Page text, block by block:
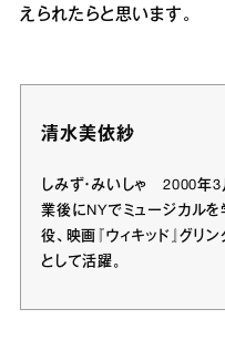
えられたらと思います。
清水美依紗
しみず・みいしゃ 2000年3
業後にNYでミュージカルを
役、映画『ウィキッド』グリ
として活躍。